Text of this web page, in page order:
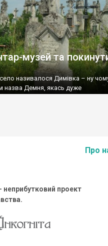
музей та
називалося Димівка – ну
назва Демня, якась дуже
Про
- неприбутковий проект